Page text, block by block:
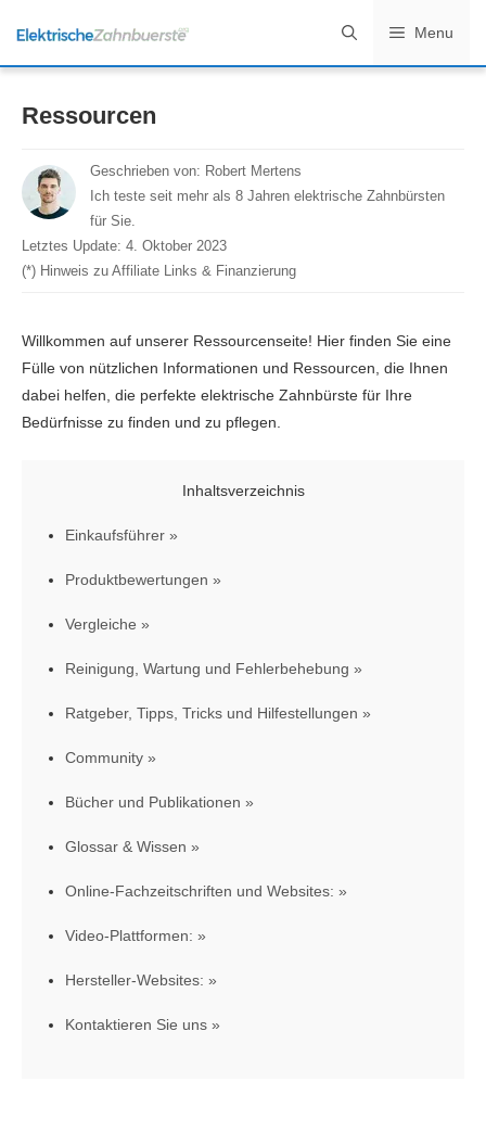
Inhalt
springen
Menu
Ressourcen
Geschrieben von: Robert Mertens
Ich teste seit mehr als 8 Jahren elektrische Zahnbürsten
für Sie.
Letztes Update: 4. Oktober 2023
(*) Hinweis zu Affiliate Links & Finanzierung
Willkommen auf unserer Ressourcenseite! Hier finden Sie eine
Fülle von nützlichen Informationen und Ressourcen, die Ihnen
dabei helfen, die perfekte elektrische Zahnbürste für Ihre
Bedürfnisse zu finden und zu pflegen.
Inhaltsverzeichnis
Einkaufsführer
Produktbewertungen
Vergleiche
Reinigung, Wartung und Fehlerbehebung
Ratgeber, Tipps, Tricks und Hilfestellungen
Community
Bücher und Publikationen
Glossar & Wissen
Online-Fachzeitschriften und Websites:
Video-Plattformen:
Hersteller-Websites:
Kontaktieren Sie uns